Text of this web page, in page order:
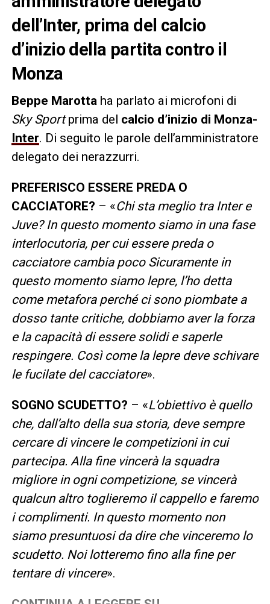
dell’Inter, prima del calcio
d’inizio della partita contro il
Monza
Beppe Marotta ha parlato ai microfoni di
Sky Sportprima del calcio d’inizio di Monza-
Inter. Di seguito le parole dell’amministratore
delegato dei nerazzurri.
PREFERISCO ESSERE PREDA O
CACCIATORE? – «Chi sta meglio tra Inter e
Juve? In questo momento siamo in una fase
interlocutoria, per cui essere preda o
cacciatore cambia poco Sicuramente in
questo momento siamo lepre, l’ho detta
come metafora perché ci sono piombate a
dosso tante critiche, dobbiamo aver la forza
e la capacità di essere solidi e saperle
respingere. Così come la lepre deve schivare
le fucilate del cacciatore».
SOGNO SCUDETTO? – «L’obiettivo è quello
che, dall’alto della sua storia, deve sempre
cercare di vincere le competizioni in cui
partecipa. Alla fine vincerà la squadra
migliore in ogni competizione, se vincerà
qualcun altro toglieremo il cappello e faremo
i complimenti. In questo momento non
siamo presuntuosi da dire che vinceremo lo
scudetto. Noi lotteremo fino alla fine per
tentare di vincere».